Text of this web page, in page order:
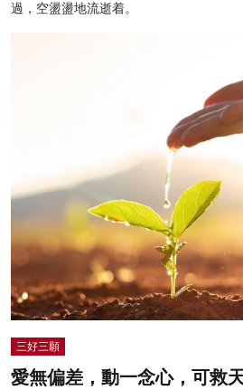
過，空盪盪地流逝着。
三好三願
愛無偏差，動一念心，可救